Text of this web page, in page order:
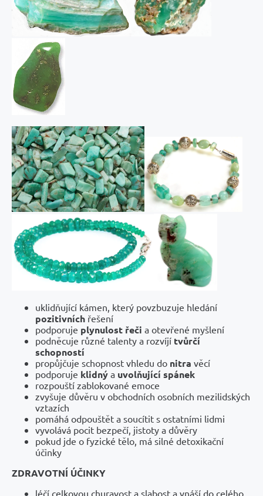
uklidňující kámen, který povzbuzuje hledání
pozitivních řešení
podporuje plynulost řeči a otevřené myšlení
podněcuje různé talenty a rozvíjí tvůrčí
schopností
propůjčuje schopnost vhledu do nitra věcí
podporuje klidný a uvolňující spánek
rozpouští zablokované emoce
zvyšuje důvěru v obchodních osobních mezilidských
vztazích
pomáhá odpouštět a soucítit s ostatními lidmi
vyvolává pocit bezpečí, jistoty a důvěry
pokud jde o fyzické tělo, má silné detoxikační
účinky
ZDRAVOTNÍ ÚČINKY
léčí celkovou churavost a slabost a vnáší do celého